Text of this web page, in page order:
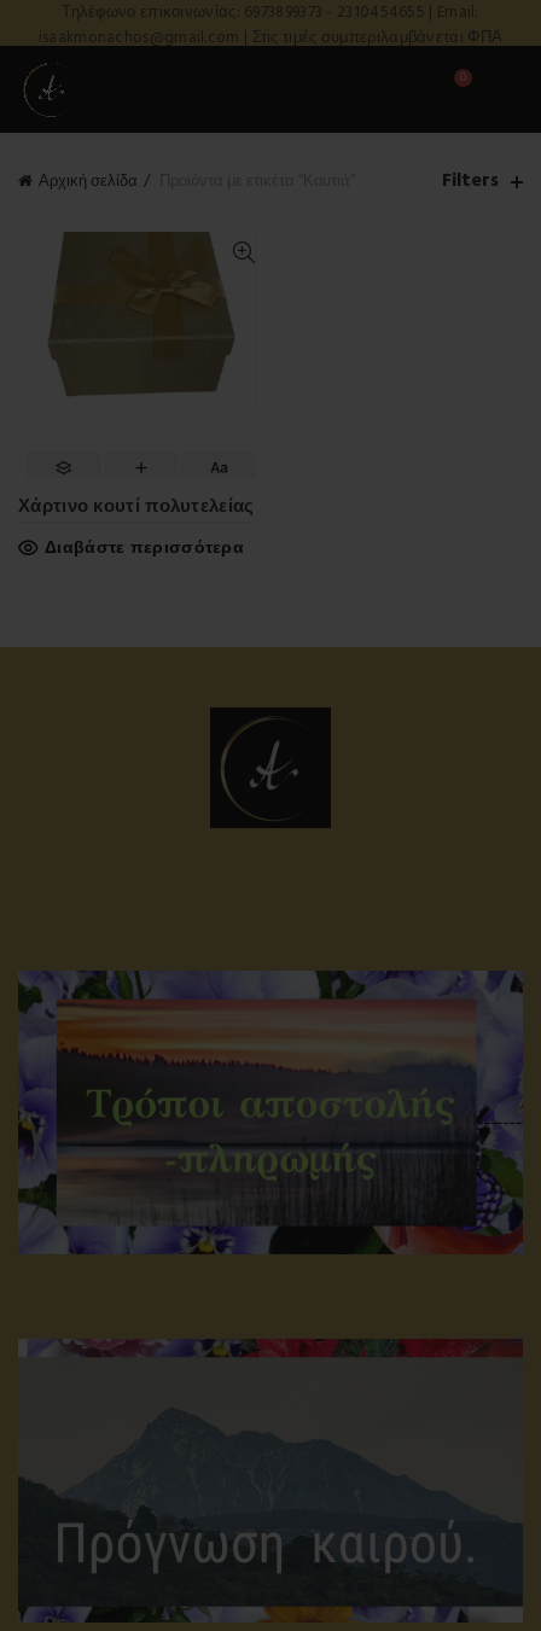
Τηλέφωνο επικοινωνίας: 6973899373 - 2310454655 | Email:
isaakmonachos@gmail.com | Στις τιμές συμπεριλαμβάνεται ΦΠΑ
0
Αρχική σελίδα Filters
Χάρτινο κουτί πολυτελείας
Διαβάστε περισσότερα